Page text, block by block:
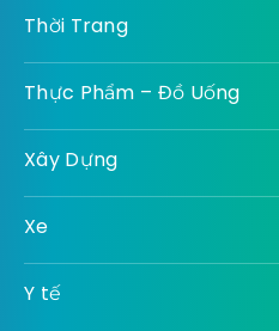
Thời Trang
Thực Phẩm – Đồ Uống
Xây Dựng
Xe
Y tế